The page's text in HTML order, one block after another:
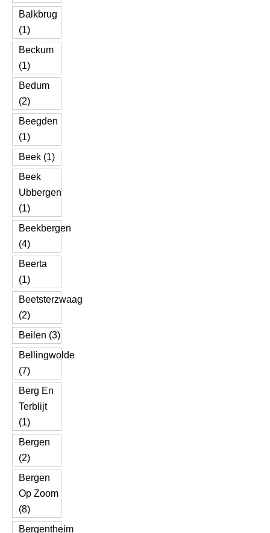
Balkbrug
(1)
Beckum
(1)
Bedum
(2)
Beegden
(1)
Beek (1)
Beek
Ubbergen
(1)
Beekbergen
(4)
Beerta
(1)
Beetsterzwaag
(2)
Beilen (3)
Bellingwolde
(7)
Berg En
Terblijt
(1)
Bergen
(2)
Bergen
Op Zoom
(8)
Bergentheim